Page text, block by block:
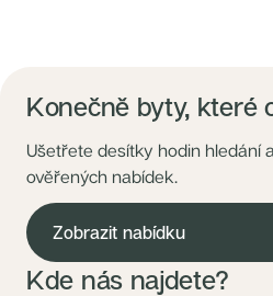
Konečně byty, které
Ušetřete desítky hodin hledání
ověřených nabídek.
Zobrazit nabídku
Kde nás najdete?